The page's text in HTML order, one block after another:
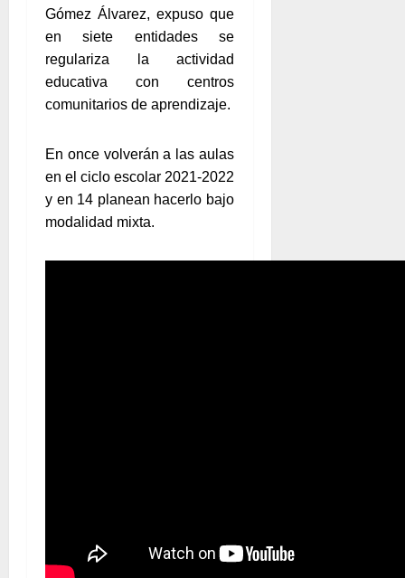
Gómez Álvarez, expuso que
en siete entidades se
regulariza la actividad
educativa con centros
comunitarios de aprendizaje.
En once volverán a las aulas
en el ciclo escolar 2021-2022
y en 14 planean hacerlo bajo
modalidad mixta.